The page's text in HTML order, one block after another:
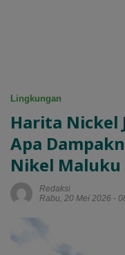
Lingkungan
Harita Nickel
Apa
Nikel Maluku
Redaksi
Rabu, 20 Mei 2026 -